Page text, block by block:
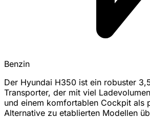
Benzin
Der Hyundai H350 ist ein robuster
Transporter, der mit viel
und einem komfortablen Cockpit als
Alternative zu etablierten Modellen